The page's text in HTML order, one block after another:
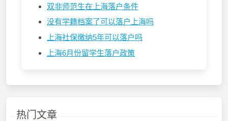
双非师范生在上海落户条件
没有学籍档案了可以落户上海吗
上海社保缴纳5年可以落户吗
上海6月份留学生落户政策
热门文章